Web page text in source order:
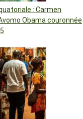
: Carmen
Obama couronnée